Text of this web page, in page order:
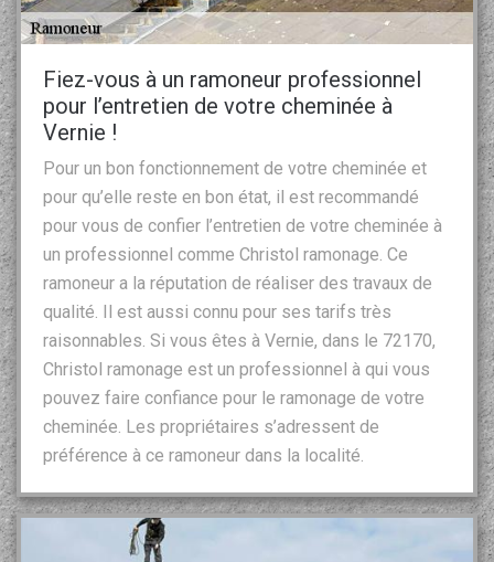
Fiez-vous à un ramoneur professionnel
pour l’entretien de votre cheminée à
Vernie !
Pour un bon fonctionnement de votre cheminée et
pour qu’elle reste en bon état, il est recommandé
pour vous de confier l’entretien de votre cheminée à
un professionnel comme Christol ramonage. Ce
ramoneur a la réputation de réaliser des travaux de
qualité. Il est aussi connu pour ses tarifs très
raisonnables. Si vous êtes à Vernie, dans le 72170,
Christol ramonage est un professionnel à qui vous
pouvez faire confiance pour le ramonage de votre
cheminée. Les propriétaires s’adressent de
préférence à ce ramoneur dans la localité.